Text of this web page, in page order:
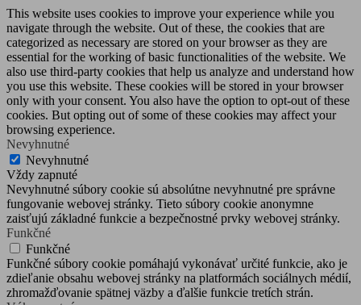
This website uses cookies to improve your experience while you
navigate through the website. Out of these, the cookies that are
categorized as necessary are stored on your browser as they are
essential for the working of basic functionalities of the website. We
also use third-party cookies that help us analyze and understand how
you use this website. These cookies will be stored in your browser
only with your consent. You also have the option to opt-out of these
cookies. But opting out of some of these cookies may affect your
browsing experience.
Nevyhnutné
Nevyhnutné
Vždy zapnuté
Nevyhnutné súbory cookie sú absolútne nevyhnutné pre správne
fungovanie webovej stránky. Tieto súbory cookie anonymne
zaisťujú základné funkcie a bezpečnostné prvky webovej stránky.
Funkčné
Funkčné
Funkčné súbory cookie pomáhajú vykonávať určité funkcie, ako je
zdieľanie obsahu webovej stránky na platformách sociálnych médií,
zhromažďovanie spätnej väzby a ďalšie funkcie tretích strán.